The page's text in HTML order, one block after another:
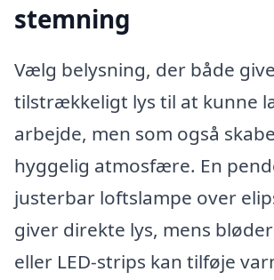
stemning
Vælg belysning, der både
tilstrækkeligt lys til at kunne
arbejde, men som også
hyggelig atmosfære. En
justerbar loftslampe over
giver direkte lys, mens
eller LED-strips kan tilføje